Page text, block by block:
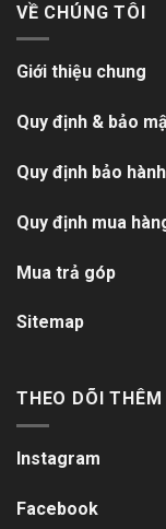
VỀ CHÚNG TÔI
Giới thiệu chung
Quy định & bảo
Quy định bảo hành
Quy định mua
Mua trả góp
Sitemap
THEO DÕI THÊM
Instagram
Facebook